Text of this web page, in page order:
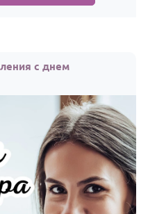
с днем